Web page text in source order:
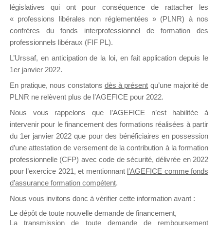
il y a 3 ans
Groupes Forums
Trier par:
Groupes
du
membre
Affichage 1 - 2 sur 2 groupes
Informations Générales
Dispositifs – Groupe & Forum
dédiés aux Organismes de Formation
il y a un jour
Ce groupe est destiné aux
Organismes de formation. Il
législatives qui ont pour conséquence de rattacher les
« professions libérales non réglementées » (PLNR) à nos
confrères du fonds interprofessionnel de formation des
professionnels libéraux (FIF PL).
L’Urssaf, en anticipation de la loi, en fait application depuis le
1er janvier 2022.
En pratique, nous constatons dès à présent qu’une majorité de
PLNR ne relèvent plus de l’AGEFICE pour 2022.
Nous vous rappelons que l’AGEFICE n’est habilitée à
intervenir pour le financement des formations réalisées à partir
du 1er janvier 2022 que pour des bénéficiaires en possession
d’une attestation de versement de la contribution à la formation
professionnelle (CFP) avec code de sécurité, délivrée en 2022
pour l’exercice 2021, et mentionnant l’AGEFICE comme fonds
d’assurance formation compétent.
Nous vous invitons donc à vérifier cette information avant :
Le dépôt de toute nouvelle demande de financement,
La transmission de toute demande de remboursement